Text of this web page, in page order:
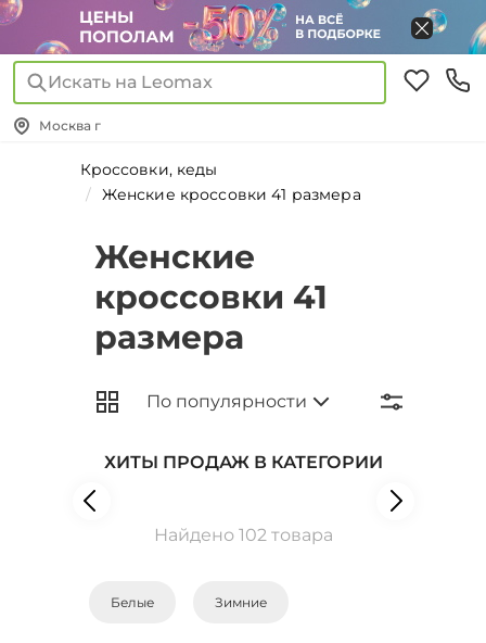
Искать на Leomax
Москва г
Кроссовки, кеды
Женские кроссовки 41 размера
Женские
кроссовки 41
размера
ХИТЫ ПРОДАЖ В КАТЕГОРИИ
Найдено 102 товара
Белые Зимние